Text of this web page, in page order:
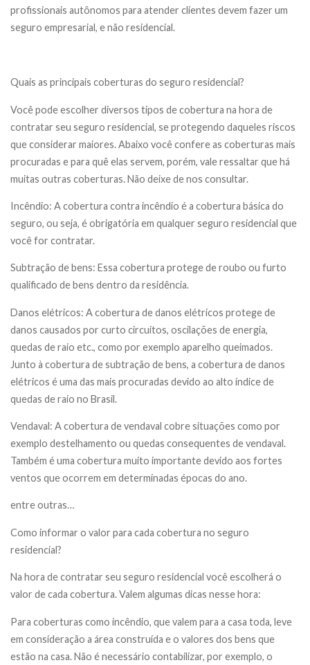
profissionais autônomos para atender clientes devem fazer um
seguro empresarial, e não residencial.
Quais as principais coberturas do seguro residencial?
Você pode escolher diversos tipos de cobertura na hora de
contratar seu seguro residencial, se protegendo daqueles riscos
que considerar maiores. Abaixo você confere as coberturas mais
procuradas e para quê elas servem, porém, vale ressaltar que há
muitas outras coberturas. Não deixe de nos consultar.
Incêndio: A cobertura contra incêndio é a cobertura básica do
seguro, ou seja, é obrigatória em qualquer seguro residencial que
você for contratar.
Subtração de bens: Essa cobertura protege de roubo ou furto
qualificado de bens dentro da residência.
Danos elétricos: A cobertura de danos elétricos protege de
danos causados por curto circuitos, oscilações de energia,
quedas de raio etc., como por exemplo aparelho queimados.
Junto à cobertura de subtração de bens, a cobertura de danos
elétricos é uma das mais procuradas devido ao alto índice de
quedas de raio no Brasil.
Vendaval: A cobertura de vendaval cobre situações como por
exemplo destelhamento ou quedas consequentes de vendaval.
Também é uma cobertura muito importante devido aos fortes
ventos que ocorrem em determinadas épocas do ano.
entre outras…
Como informar o valor para cada cobertura no seguro
residencial?
Na hora de contratar seu seguro residencial você escolherá o
valor de cada cobertura. Valem algumas dicas nesse hora:
Para coberturas como incêndio, que valem para a casa toda, leve
em consideração a área construída e o valores dos bens que
estão na casa. Não é necessário contabilizar, por exemplo, o